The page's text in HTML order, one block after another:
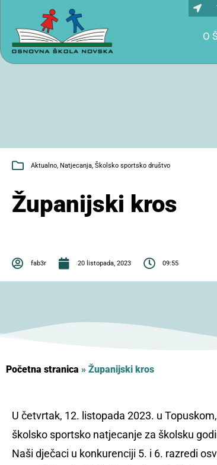
O
Aktualno, Natjecanja, Školsko sportsko društvo
Županijski kros
fab3r 20 listopada, 2023 09:55
Početna stranica » Županijski kros
U četvrtak, 12. listopada 2023. u
školsko sportsko natjecanje za školsku
Naši dječaci u konkurenciji 5. i 6. razredi